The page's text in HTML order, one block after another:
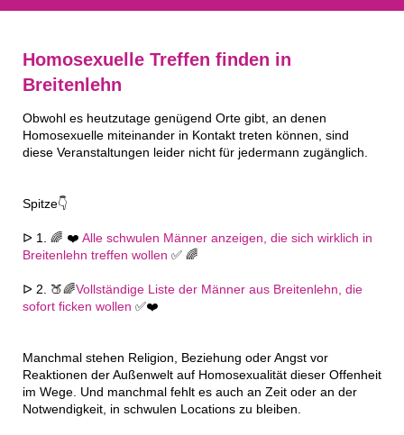
Homosexuelle Treffen finden in
Breitenlehn
Obwohl es heutzutage genügend Orte gibt, an denen
Homosexuelle miteinander in Kontakt treten können, sind
diese Veranstaltungen leider nicht für jedermann zugänglich.
Spitze👇
ᐅ 1. 🌈 ❤️ Alle schwulen Männer anzeigen, die sich wirklich in
Breitenlehn treffen wollen ✅ 🌈
ᐅ 2. 🍑🌈Vollständige Liste der Männer aus Breitenlehn, die
sofort ficken wollen ✅❤️
Manchmal stehen Religion, Beziehung oder Angst vor
Reaktionen der Außenwelt auf Homosexualität dieser Offenheit
im Wege. Und manchmal fehlt es auch an Zeit oder an der
Notwendigkeit, in schwulen Locations zu bleiben.